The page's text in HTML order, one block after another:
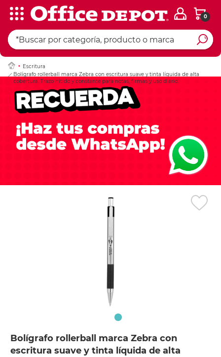
0
Escritura
Bolígrafo rollerball marca Zebra con escritura suave y tinta líquida de alta
cobertura. Trazo nítido y constante para notas, firmas y uso diario.
Bolígrafo rollerball marca Zebra con
escritura suave y tinta líquida de alta
Ingresar Codigo